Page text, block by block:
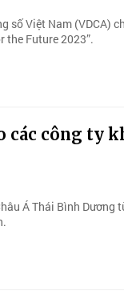
số Việt Nam (VDCA)
the Future 2023”.
các công ty
Á Thái Bình Dương